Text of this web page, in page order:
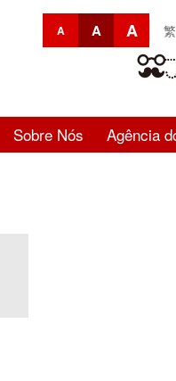
A A A 繁
Sobre Nós Agência